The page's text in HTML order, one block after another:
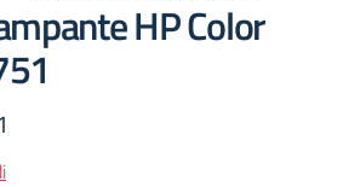
HP Color